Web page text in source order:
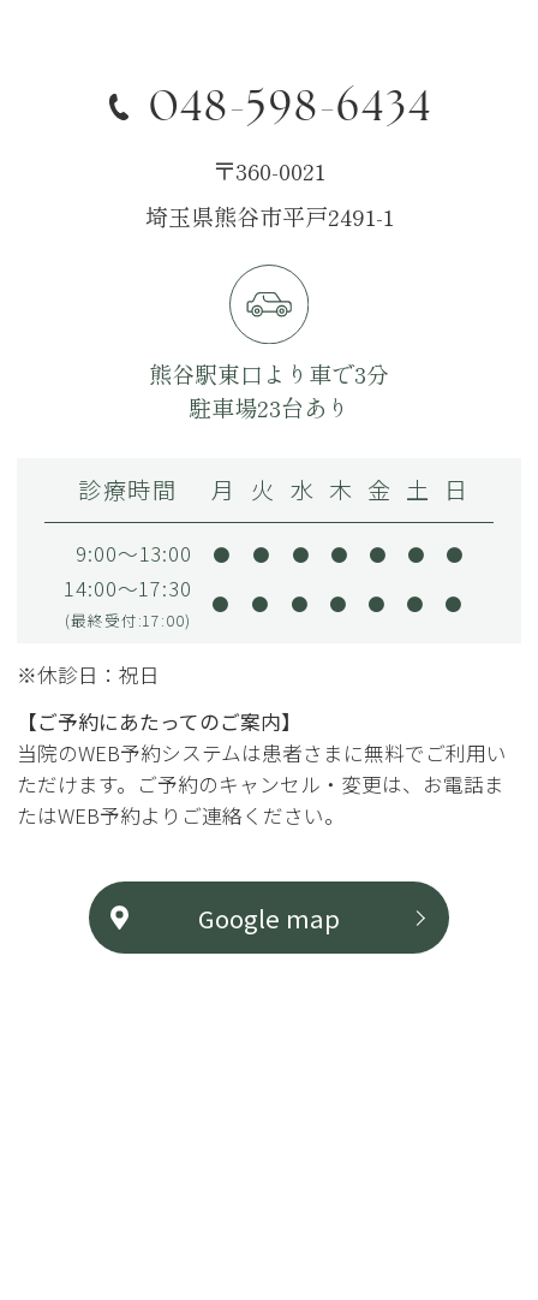
048-598-6434
〒360-0021
埼玉県熊谷市平戸2491-1
熊谷駅東口より車で3分
駐車場23台あり
診療時間 月 火 水 木 金 土 日
9:00～13:00 ● ● ● ● ● ● ●
14:00～17:30
(最終受付:17:00)
● ● ● ● ● ● ●
※休診日：祝日
【ご予約にあたってのご案内】
当院のWEB予約システムは患者さまに無料でご利用い
ただけます。ご予約のキャンセル・変更は、お電話ま
たはWEB予約よりご連絡ください。
Google map